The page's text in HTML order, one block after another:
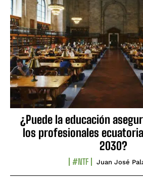
¿Puede la educación
los profesionales
2030?
#NTF Juan José